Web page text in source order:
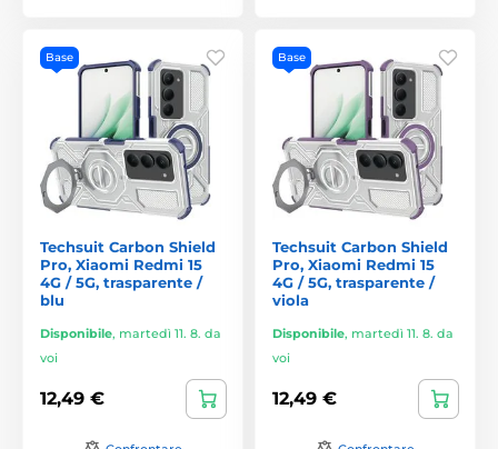
Base
Techsuit Carbon Shield
Pro, Xiaomi Redmi 15
4G / 5G, trasparente /
blu
Disponibile, martedì 11. 8. da
voi
12,49 €
Base
Techsuit Carbon Shield
Pro, Xiaomi Redmi 15
4G / 5G, trasparente /
viola
Disponibile, martedì 11. 8. da
voi
12,49 €